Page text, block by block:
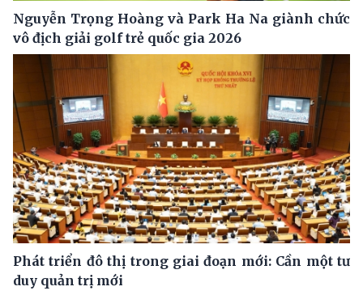
Nguyễn Trọng Hoàng và Park Ha Na giành chức
vô địch giải golf trẻ quốc gia 2026
Phát triển đô thị trong giai đoạn mới: Cần một tư
duy quản trị mới